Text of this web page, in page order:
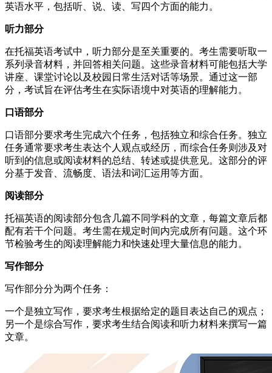
英语水平，包括听、说、读、写四个方面的能力。
听力部分
在托福英语考试中，听力部分是至关重要的。考生需要听取一
系列录音材料，并回答相关问题。这些录音材料可能包括大学
讲座、课堂讨论以及校园日常生活对话等场景。通过这一部
分，考试旨在评估考生在实际语境中对英语的理解能力。
口语部分
口语部分要求考生完成六个任务，包括独立和综合任务。独立
任务通常要求考生表达个人观点或经历，而综合任务则涉及对
听到的信息或阅读材料的总结、转述或提供意见。这部分的评
分基于发音、流畅度、语法和词汇运用等方面。
阅读部分
托福英语的阅读部分包含几篇不同学科的文章，每篇文章后都
配有若干个问题。考生需在规定时间内完成所有问题。这个环
节检验考生的阅读理解能力和快速处理大量信息的能力。
写作部分
写作部分分为两个任务：
一个是独立写作，要求考生根据给定的题目表达自己的观点；
另一个是综合写作，要求考生结合阅读和听力材料来撰写一篇
文章。